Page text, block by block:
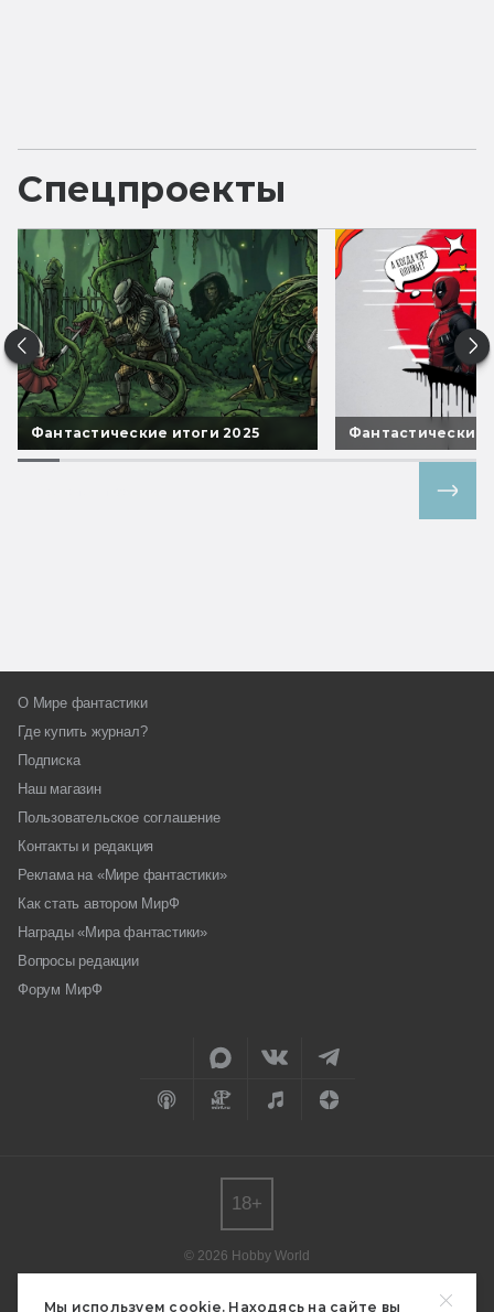
Мы используем cookie. Находясь на сайте вы
Спецпроекты
Фантастические итоги 2025 Фантастические
О Мире фантастики
Где купить журнал?
Подписка
Наш магазин
Пользовательское соглашение
Контакты и редакция
Реклама на «Мире фантастики»
Как стать автором МирФ
Награды «Мира фантастики»
Вопросы редакции
Форум МирФ
© 2026 Hobby World
редакции.
18+